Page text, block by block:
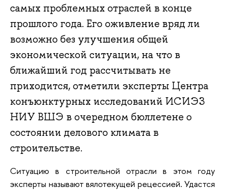
самых проблемных отраслей в конце
прошлого года. Его оживление вряд ли
возможно без улучшения общей
экономической ситуации, на что в
ближайший год рассчитывать не
приходится, отметили эксперты Центра
конъюнктурных исследований ИСИЭЗ
НИУ ВШЭ в очередном бюллетене о
состоянии делового климата в
строительстве.
Ситуацию в строительной отрасли в этом году
эксперты называют вялотекущей рецессией. Удастся